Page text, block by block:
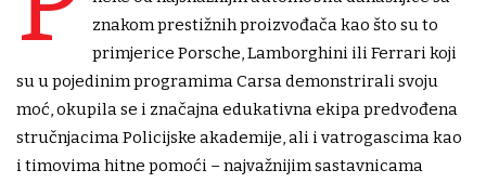
znakom prestižnih proizvođača kao što su to
primjerice Porsche, Lamborghini ili Ferrari koji
su u pojedinim programima Carsa demonstrirali svoju
moć, okupila se i značajna edukativna ekipa predvođena
stručnjacima Policijske akademije, ali i vatrogascima kao
i timovima hitne pomoći – najvažnijim sastavnicama